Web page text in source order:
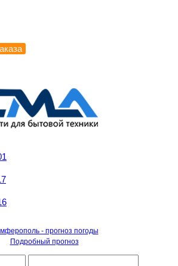
- прогноз погоды
Подробный прогноз